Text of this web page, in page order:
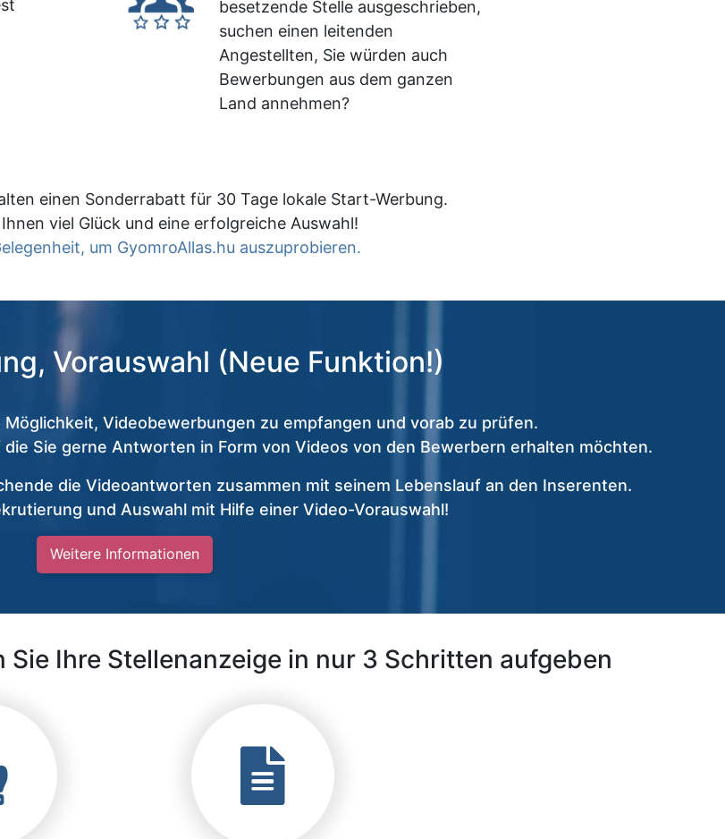
besetzende Stelle ausgeschrieben,
suchen einen leitenden
Angestellten, Sie würden auch
Bewerbungen aus dem ganzen
Land annehmen?
einen Sonderrabatt für 30 Tage lokale Start-Werbung.
viel Glück und eine erfolgreiche Auswahl!
um GyomroAllas.hu auszuprobieren.
Vorauswahl (Neue Funktion!)
Videobewerbungen zu empfangen und vorab zu prüfen.
Sie gerne Antworten in Form von Videos von den Bewerbern erhalten möchten.
die Videoantworten zusammen mit seinem Lebenslauf an den Inserenten.
und Auswahl mit Hilfe einer Video-Vorauswahl!
Weitere Informationen
Ihre Stellenanzeige in nur 3 Schritten aufgeben